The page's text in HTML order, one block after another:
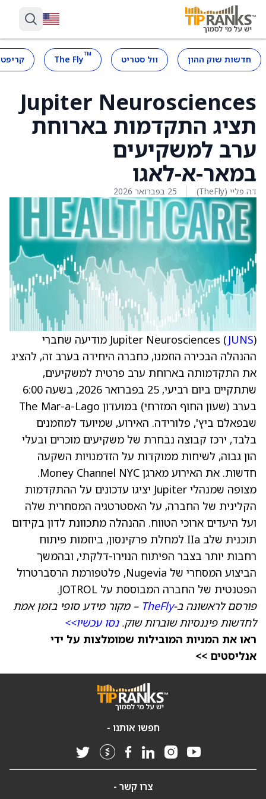
חדשות שוק ההון וול סטריט ™
The Fly
Jupiter Neurosciences
תציג התקדמות בארוחת
ערב למשקיעים
במאר-א-לאגו
דה פליי (TheFly) 25 בפברואר 2026
Jupiter Neurosciences ( JUNS
) מודיעה שחברי
ההנהלה הבכירה הוזמנו, כחברה היחידה בערב זה, להציג
את התקדמותה בארוחת ערב פרטית למשקיעים,
שתתקיים ביום רביעי, 25 בפברואר 2026, בשעה 6:00
בערב (שעון החוף המזרחי) במועדון The Mar-a-Lago
שבפאלם ביץ', פלורידה. האירוע, שמיועד למוזמנים
בלבד, ירכז קבוצה נבחרת של משקיעים מוכרים ובעלי
הון גבוה, לשיחות ממוקדות על הזדמנויות השקעה
חדשות. את האירוע מארגן Money Channel NYC.
מצופה שמנהלי Jupiter יציגו עדכונים על ההתקדמות
הקלינית של החברה, על האסטרטגיה המסחרית שלה
ועל היעדים ארוכי הטווח. ההנהלה מתכוונת לדון בקידום
תוכנית שלב IIa למחלת פרקינסון, ביוזמות פיתוח
רחבות יותר בצבר הפיתוח הנוירו-דלקתי, ובהמשך
הביצוע המסחרי של Nugevia, פלטפורמת הרסברטרול
הפטנטית של החברה המבוססת על JOTROL.
פורסם לראשונה ב-TheFly – מקור מידע סופי בזמן אמת
לחדשות פיננסיות שוברות שוק.נסו עכשיו>>
ראו את המניות המובילות שמומלצות על ידי
אנליסטים >>
חפשו אותנו -
צרו קשר -